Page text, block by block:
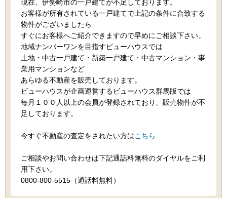
現在、伊勢崎市の一戸建てが不足しております。
お客様が所有されている一戸建てで上記の条件に合致する
物件がございましたら
すぐにお客様へご紹介できますので早めにご相談下さい。
地域ナンバーワンを目指すビューハウスでは
土地・中古一戸建て・新築一戸建て・中古マンション・事
業用マンションなど
あらゆる不動産を販売しております。
ビューハウスが企画運営するビューハウス群馬版では
毎月１００人以上の会員が登録されており、販売物件が不
足しております。
今すぐ不動産の査定をされたい方はこちら
ご相談やお問い合わせは下記通話料無料のダイヤルをご利
用下さい。
0800-800-5515（通話料無料）